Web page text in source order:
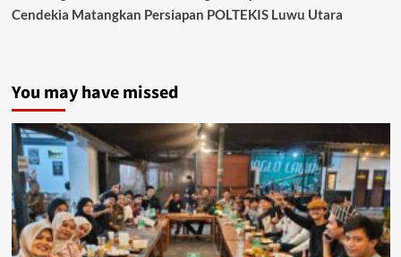
Cendekia Matangkan Persiapan POLTEKIS Luwu Utara
You may have missed